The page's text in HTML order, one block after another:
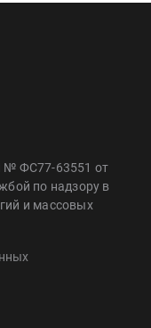
№ ФС77-63551 от
по надзору в
и массовых